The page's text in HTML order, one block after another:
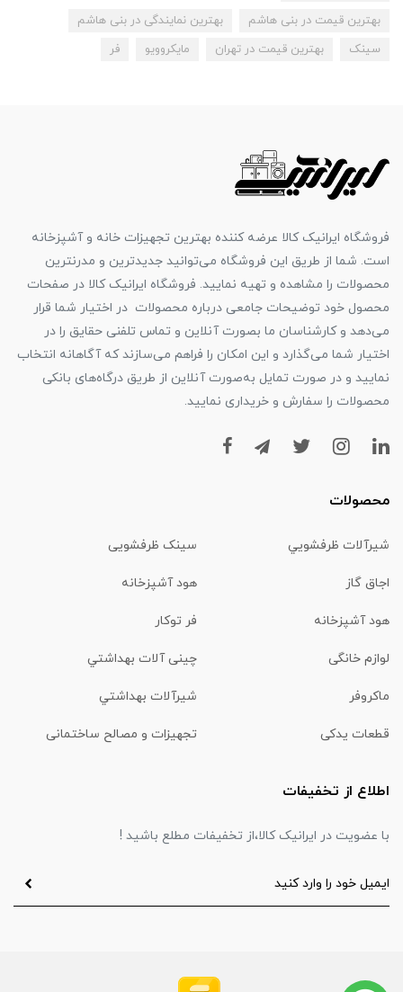
بهترین قیمت در بنی هاشم
بهترین نمایندگی در بنی هاشم
سینک
بهترین قیمت در تهران مایکروویو فر
فروشگاه ایرانیک کالا عرضه کننده بهترین تجهیزات خانه و آشپزخانه
است. شما از طریق این فروشگاه می‌توانید جدیدترین و مدرنترین
محصولات را مشاهده و تهیه نمایید. فروشگاه ایرانیک کالا در صفحات
محصول خود توضیحات جامعی درباره محصولات در اختیار شما قرار
می‌دهد و کارشناسان ما بصورت آنلاین و تماس تلفنی حقایق را در
اختیار شما می‌گذارد و این امکان را فراهم می‌سازند که آگاهانه انتخاب
نمایید و در صورت تمایل به‌صورت آنلاین از طریق درگاه‌های بانکی
محصولات را سفارش و خریداری نمایید.
محصولات
شیرآلات ظرفشويي سینک ظرفشویی
اجاق گاز هود آشپزخانه
هود آشپزخانه فر توکار
لوازم خانگی چینی آلات بهداشتي
ماكروفر شیرآلات بهداشتي
قطعات یدکی تجهیزات و مصالح ساختمانی
اطلاع از تخفیفات
با عضویت در ایرانیک کالا،از تخفیفات مطلع باشید !